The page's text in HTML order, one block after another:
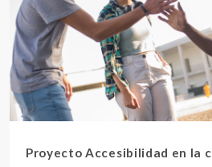
Proyecto Accesibilidad en la